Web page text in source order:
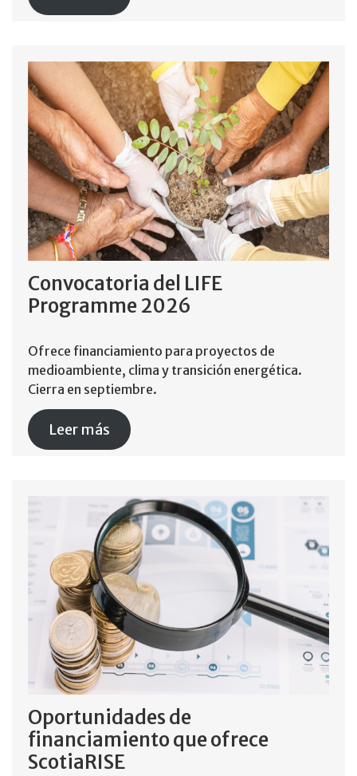
Convocatoria del LIFE
Programme 2026
Ofrece financiamiento para proyectos de
medioambiente, clima y transición energética.
Cierra en septiembre.
Leer más
Oportunidades de
financiamiento que ofrece
ScotiaRISE